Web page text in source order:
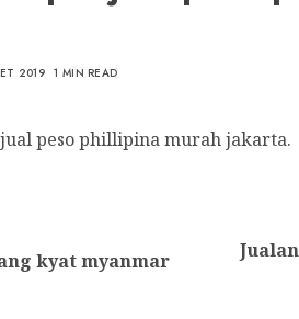
2019 1 MIN READ
peso phillipina murah jakarta.
kyat myanmar
Next